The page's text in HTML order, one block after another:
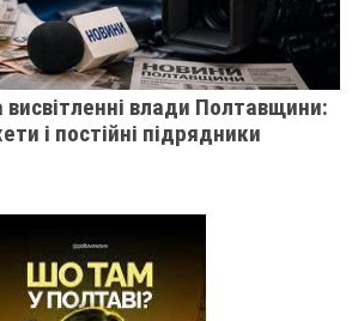
влади Полтавщини:
і постійні підрядники